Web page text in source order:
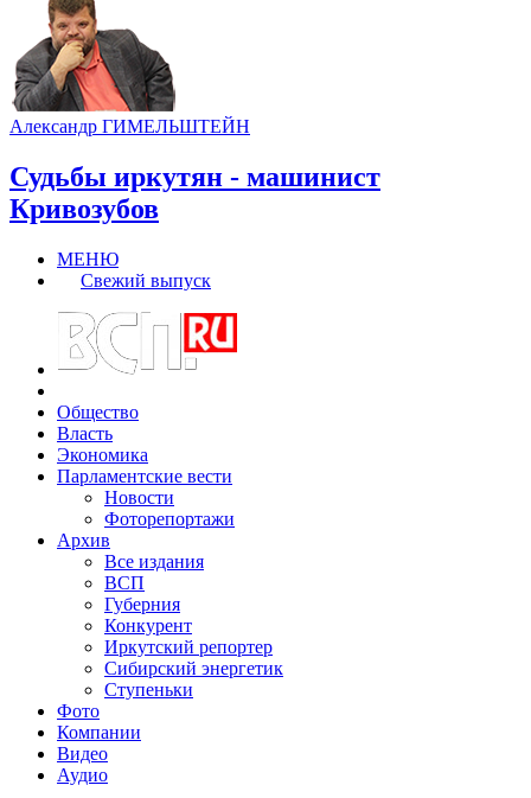
Александр ГИМЕЛЬШТЕЙН
Судьбы иркутян - машинист
Кривозубов
МЕНЮ
Свежий выпуск
Общество
Власть
Экономика
Парламентские вести
Новости
Фоторепортажи
Архив
Все издания
ВСП
Губерния
Конкурент
Иркутский репортер
Сибирский энергетик
Ступеньки
Фото
Компании
Видео
Аудио